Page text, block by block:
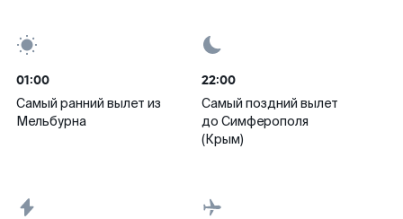
01:00
Самый ранний вылет из
Мельбурна
22:00
Самый поздний вылет
до Симферополя
(Крым)